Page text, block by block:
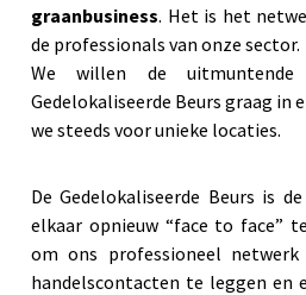
graanbusiness. Het is het
de professionals van onze sector.
We willen de
Gedelokaliseerde Beurs graag in
we steeds voor unieke locaties.
De Gedelokaliseerde Beurs is
elkaar opnieuw “face to face”
om ons professioneel
handelscontacten te leggen en